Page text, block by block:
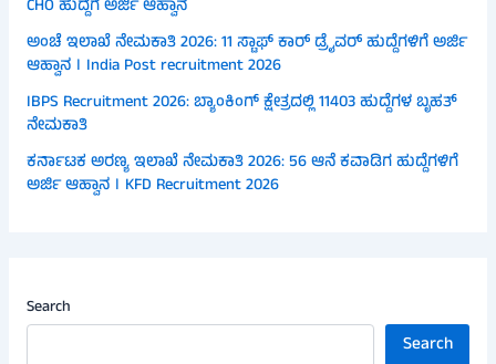
CHO ಹುದ್ದೆಗೆ ಅರ್ಜಿ ಆಹ್ವಾನ
ಅಂಚೆ ಇಲಾಖೆ ನೇಮಕಾತಿ 2026: 11 ಸ್ಟಾಫ್ ಕಾರ್ ಡ್ರೈವರ್ ಹುದ್ದೆಗಳಿಗೆ ಅರ್ಜಿ
ಆಹ್ವಾನ । India Post recruitment 2026
IBPS Recruitment 2026: ಬ್ಯಾಂಕಿಂಗ್ ಕ್ಷೇತ್ರದಲ್ಲಿ 11403 ಹುದ್ದೆಗಳ ಬೃಹತ್
ನೇಮಕಾತಿ
ಕರ್ನಾಟಕ ಅರಣ್ಯ ಇಲಾಖೆ ನೇಮಕಾತಿ 2026: 56 ಆನೆ ಕವಾಡಿಗ ಹುದ್ದೆಗಳಿಗೆ
ಅರ್ಜಿ ಆಹ್ವಾನ । KFD Recruitment 2026
Search
Search